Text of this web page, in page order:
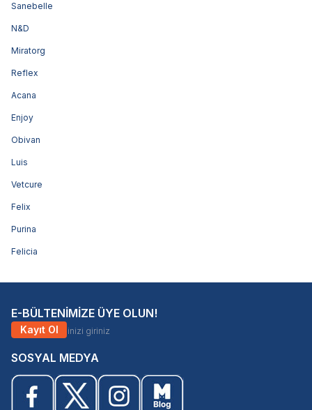
Sanebelle
N&D
Miratorg
Reflex
Acana
Enjoy
Obivan
Luis
Vetcure
Felix
Purina
Felicia
E-BÜLTENİMİZE ÜYE OLUN!
Kayıt Ol
SOSYAL MEDYA